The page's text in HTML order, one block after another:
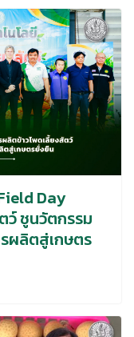
Day
ว์ ชูนวัตกรรม
ผลิตสู่เกษตร